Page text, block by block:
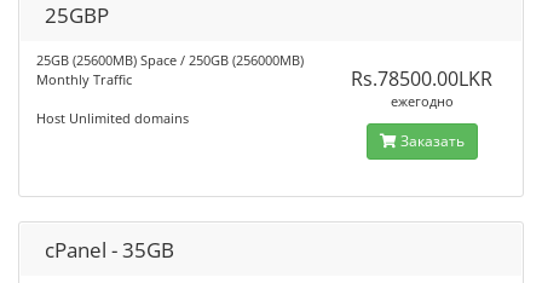
25GBP
25GB (25600MB) Space / 250GB (256000MB)
Monthly Traffic
Host Unlimited domains
Rs.78500.00LKR
ежегодно
Заказать
cPanel - 35GB